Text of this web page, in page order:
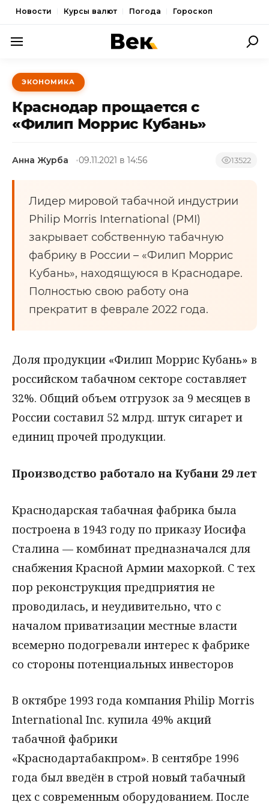
Новости Курсы валют Погода Гороскоп
ПОЛИТИКА
ЭКОНОМИКА
ОБЩЕСТВО
КУЛЬТУРА
ЭКОНОМИКА
Краснодар прощается с
«Филип Моррис Кубань»
Анна Журба 09.11.2021 в 14:56 13522
Лидер мировой табачной индустрии
Philip Morris International (PMI)
закрывает собственную табачную
фабрику в России – «Филип Моррис
Кубань», находящуюся в Краснодаре.
Полностью свою работу она
прекратит в феврале 2022 года.
Доля продукции «Филип Моррис Кубань» в
российском табачном секторе составляет
32%. Общий объем отгрузок за 9 месяцев в
России составил 52 млрд. штук сигарет и
единиц прочей продукции.
Производство работало на Кубани 29 лет
Краснодарская табачная фабрика была
построена в 1943 году по приказу Иосифа
Сталина — комбинат предназначался для
снабжения Красной Армии махоркой. С тех
пор реконструкция предприятия не
проводилась, и неудивительно, что с
началом приватизации местные власти
всемерно подогревали интерес к фабрике
со стороны потенциальных инвесторов
В октябре 1993 года компания Philip Morris
International Inc. купила 49% акций
табачной фабрики
«Краснодартабакпром». В сентябре 1996
года был введён в строй новый табачный
цех с современным оборудованием. После